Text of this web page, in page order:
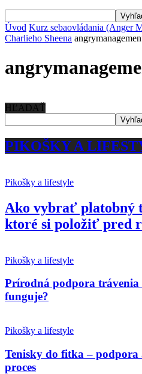
Úvod Kurz sebaovládania (Anger
Charlieho Sheena
HĽADAŤ
PIKOŠKY A
Pikošky a lifestyle
Ako vybrať platobný
ktoré si položiť pred
Pikošky a lifestyle
Prírodná podpora trávenia
funguje?
Pikošky a lifestyle
Tenisky do fitka –
proces